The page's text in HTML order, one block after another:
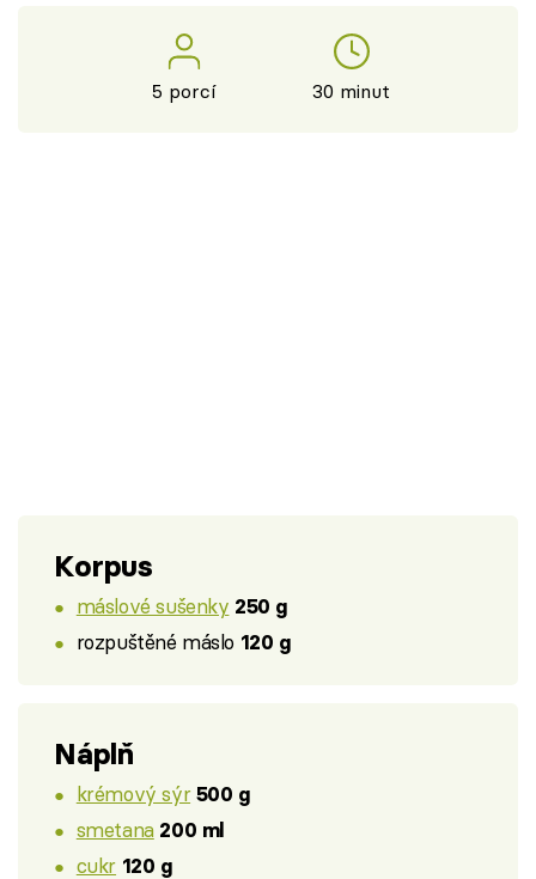
5 porcí 30 minut
Korpus
máslové sušenky 250 g
rozpuštěné máslo 120 g
Náplň
krémový sýr 500 g
smetana 200 ml
cukr 120 g